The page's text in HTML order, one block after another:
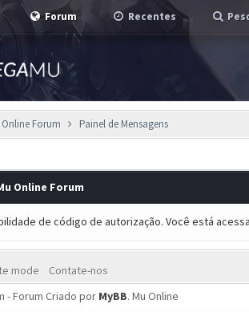
Forum Recentes
Online Forum Painel de Mensagens
Online Forum
de código de autorização. Você está
mode
Contate-nos
- Forum Criado por MyBB. Mu Online